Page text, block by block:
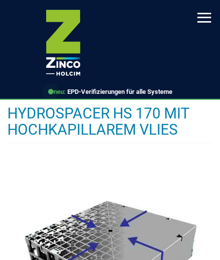
neu: EPD-Verifizierungen für alle Systeme
HYDROSPACER HS 170 MIT
HOCHKAPILLAREM VLIES